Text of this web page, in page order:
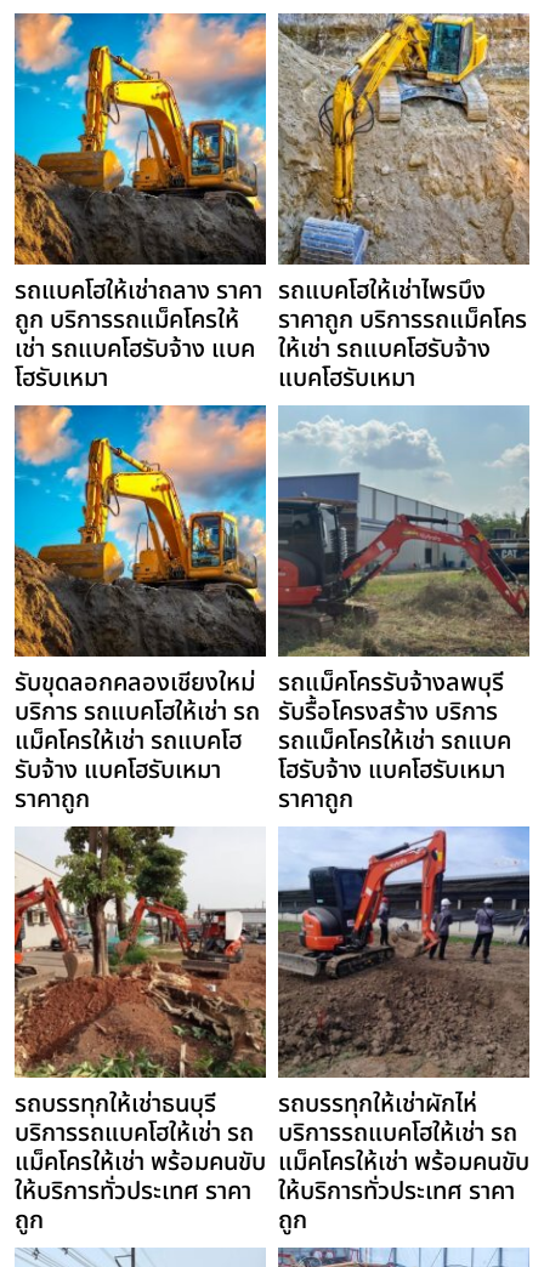
รถแบคโฮให้เช่าถลาง ราคา
ถูก บริการรถแม็คโครให้
เช่า รถแบคโฮรับจ้าง แบค
โฮรับเหมา
รถแบคโฮให้เช่าไพรบึง
ราคาถูก บริการรถแม็คโคร
ให้เช่า รถแบคโฮรับจ้าง
แบคโฮรับเหมา
รับขุดลอกคลองเชียงใหม่
บริการ รถแบคโฮให้เช่า รถ
แม็คโครให้เช่า รถแบคโฮ
รับจ้าง แบคโฮรับเหมา
ราคาถูก
รถแม็คโครรับจ้างลพบุรี
รับรื้อโครงสร้าง บริการ
รถแม็คโครให้เช่า รถแบค
โฮรับจ้าง แบคโฮรับเหมา
ราคาถูก
รถบรรทุกให้เช่าธนบุรี
บริการรถแบคโฮให้เช่า รถ
แม็คโครให้เช่า พร้อมคนขับ
ให้บริการทั่วประเทศ ราคา
ถูก
รถบรรทุกให้เช่าผักไห่
บริการรถแบคโฮให้เช่า รถ
แม็คโครให้เช่า พร้อมคนขับ
ให้บริการทั่วประเทศ ราคา
ถูก